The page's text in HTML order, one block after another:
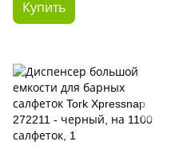
Купить